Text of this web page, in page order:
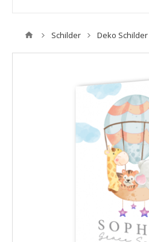
Schilder Deko Schilder